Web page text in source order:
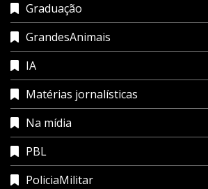
Graduação
GrandesAnimais
IA
Matérias jornalísticas
Na mídia
PBL
PoliciaMilitar